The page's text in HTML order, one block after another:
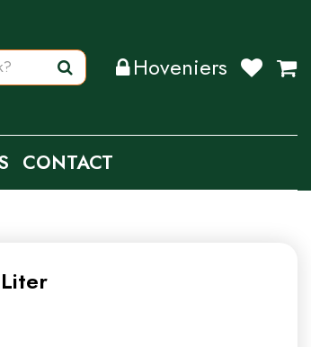
Hoveniers
CONTACT